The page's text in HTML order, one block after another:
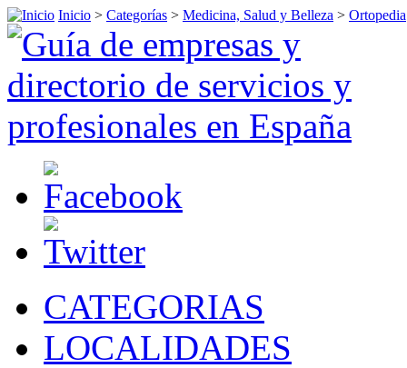
Inicio > Categorías > Medicina, Salud y Belleza > Ortopedia
CATEGORIAS
LOCALIDADES